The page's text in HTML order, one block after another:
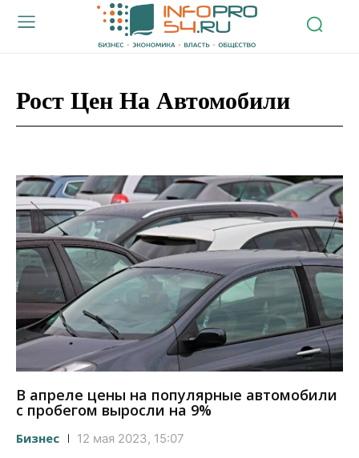
Рост Цен На Автомобили
В апреле цены на популярные автомобили
с пробегом выросли на 9%
Бизнес 12 мая 2023, 15:07